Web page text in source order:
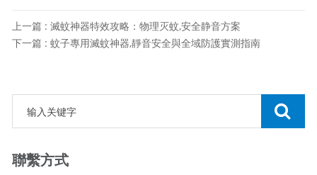
上一篇 : 滅蚊神器特效攻略：物理灭蚊,安全静音方案
下一篇 : 蚊子專用滅蚊神器,靜音安全與全域防護實測指南
聯繫方式